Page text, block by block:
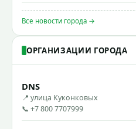
Все новости города →
ОРГАНИЗАЦИИ ГОРОДА
DNS
📍 улица Куконковых
📞 +7 800 7707999